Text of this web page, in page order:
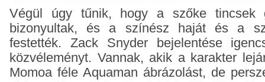
Végül úgy tűnik, hogy a szőke tincsek
bizonyultak, és a színész haját és a
festették. Zack Snyder bejelentése
közvéleményt. Vannak, akik a karakter
Momoa féle Aquaman ábrázolást, de